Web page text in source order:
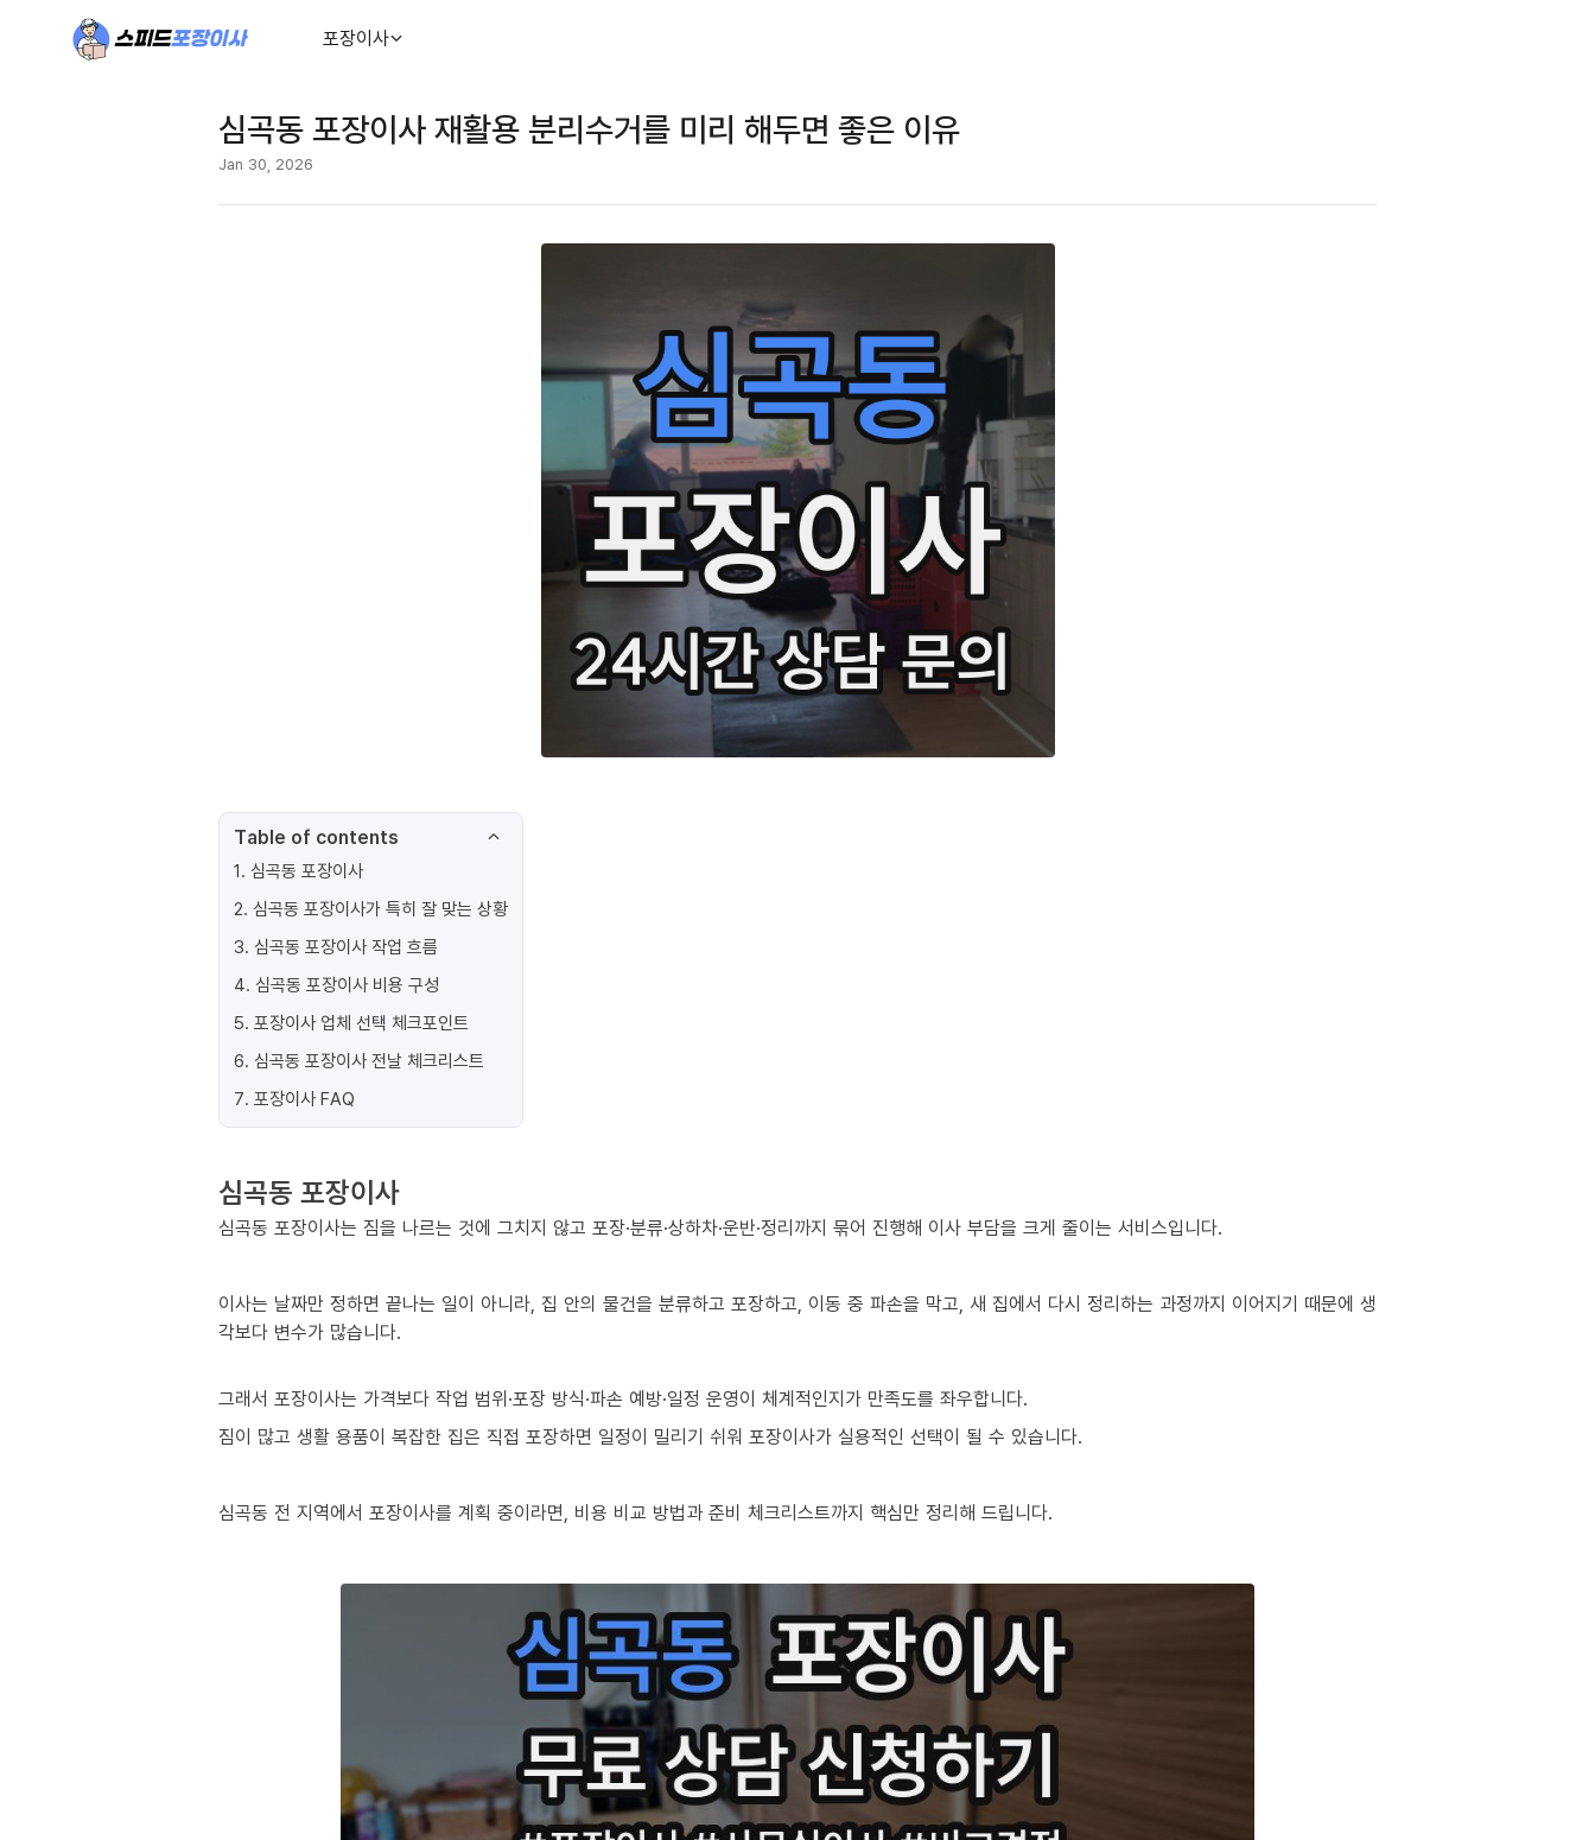
포장이사
심곡동 포장이사 재활용 분리수거를 미리 해두면 좋은 이유
Jan 30, 2026
Table of contents
1. 심곡동 포장이사
2. 심곡동 포장이사가 특히 잘 맞는 상황
3. 심곡동 포장이사 작업 흐름
4. 심곡동 포장이사 비용 구성
5. 포장이사 업체 선택 체크포인트
6. 심곡동 포장이사 전날 체크리스트
7. 포장이사 FAQ
심곡동 포장이사
심곡동 포장이사는 짐을 나르는 것에 그치지 않고 포장·분류·상하차·운반·정리까지 묶어 진행해 이사 부담을 크게 줄이는 서비스입니다.
이사는 날짜만 정하면 끝나는 일이 아니라, 집 안의 물건을 분류하고 포장하고, 이동 중 파손을 막고, 새 집에서 다시 정리하는 과정까지 이어지기 때문에 생
각보다 변수가 많습니다.
그래서 포장이사는 가격보다 작업 범위·포장 방식·파손 예방·일정 운영이 체계적인지가 만족도를 좌우합니다.
짐이 많고 생활 용품이 복잡한 집은 직접 포장하면 일정이 밀리기 쉬워 포장이사가 실용적인 선택이 될 수 있습니다.
심곡동 전 지역에서 포장이사를 계획 중이라면, 비용 비교 방법과 준비 체크리스트까지 핵심만 정리해 드립니다.